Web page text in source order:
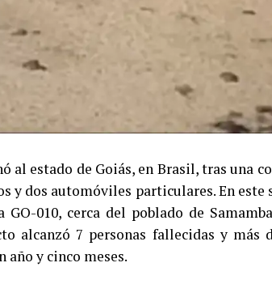
al estado de Goiás, en Brasil, tras una
y dos automóviles particulares. En
010, cerca del poblado de
alcanzó 7 personas fallecidas y más
año y cinco meses.